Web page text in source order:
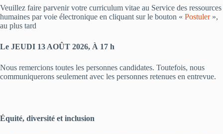
Veuillez faire parvenir votre curriculum vitae au Service des ressources
humaines par voie électronique en cliquant sur le bouton « Postuler»,
au plus tard
Le JEUDI 13 AOÛT 2026, À 17 h
Nous remercions toutes les personnes candidates. Toutefois, nous
communiquerons seulement avec les personnes retenues en entrevue.
Équité, diversité et inclusion